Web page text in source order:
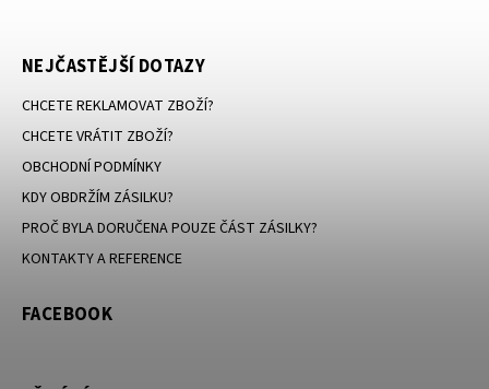
NEJČASTĚJŠÍ DOTAZY
CHCETE REKLAMOVAT ZBOŽÍ?
CHCETE VRÁTIT ZBOŽÍ?
OBCHODNÍ PODMÍNKY
KDY OBDRŽÍM ZÁSILKU?
PROČ BYLA DORUČENA POUZE ČÁST ZÁSILKY?
KONTAKTY A REFERENCE
FACEBOOK